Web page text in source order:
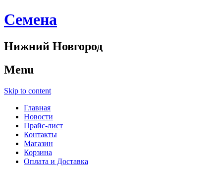
Cемена
Нижний Новгород
Menu
Skip to content
Главная
Новости
Прайс-лист
Контакты
Магазин
Корзина
Оплата и Доставка